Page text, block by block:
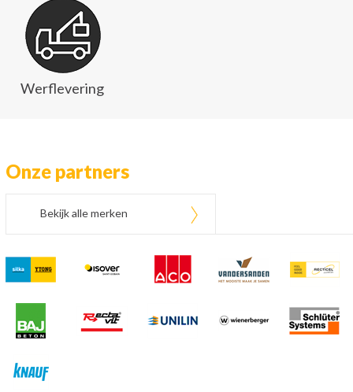
Werflevering
Onze partners
Bekijk alle merken